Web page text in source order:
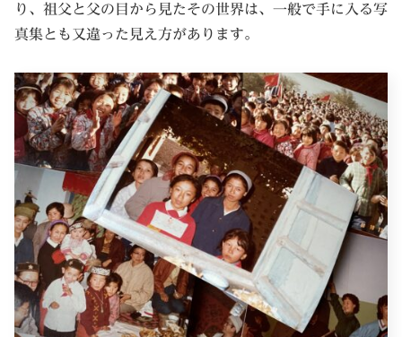
り、祖父と父の目から見たその世界は、一般で手に入る写
真集とも又違った見え方があります。